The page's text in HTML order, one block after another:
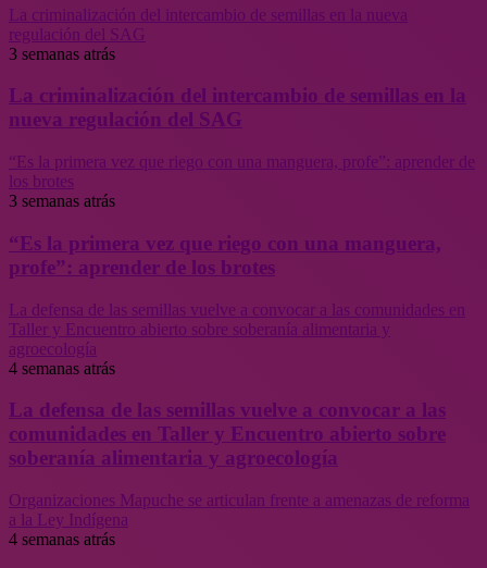
La criminalización del intercambio de semillas en la nueva
regulación del SAG
3 semanas atrás
La criminalización del intercambio de semillas en la
nueva regulación del SAG
“Es la primera vez que riego con una manguera, profe”: aprender de
los brotes
3 semanas atrás
“Es la primera vez que riego con una manguera,
profe”: aprender de los brotes
La defensa de las semillas vuelve a convocar a las comunidades en
Taller y Encuentro abierto sobre soberanía alimentaria y
agroecología
4 semanas atrás
La defensa de las semillas vuelve a convocar a las
comunidades en Taller y Encuentro abierto sobre
soberanía alimentaria y agroecología
Organizaciones Mapuche se articulan frente a amenazas de reforma
a la Ley Indígena
4 semanas atrás